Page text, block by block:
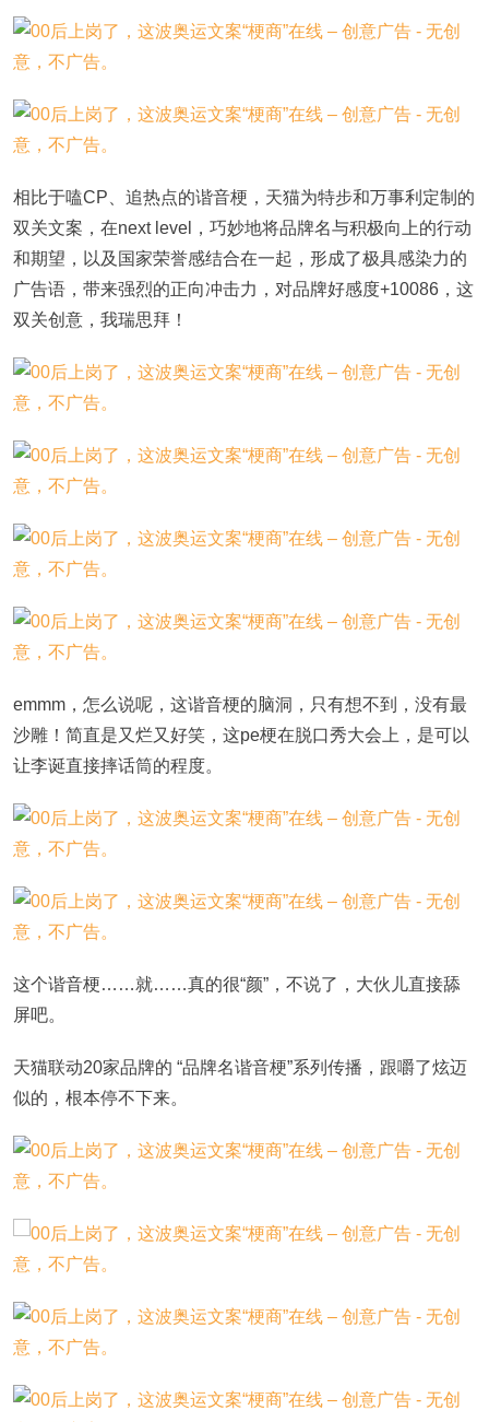
相比于嗑CP、追热点的谐音梗，天猫为特步和万事利定制的
双关文案，在next level，巧妙地将品牌名与积极向上的行动
和期望，以及国家荣誉感结合在一起，形成了极具感染力的
广告语，带来强烈的正向冲击力，对品牌好感度+10086，这
双关创意，我瑞思拜！
emmm，怎么说呢，这谐音梗的脑洞，只有想不到，没有最
沙雕！简直是又烂又好笑，这pe梗在脱口秀大会上，是可以
让李诞直接摔话筒的程度。
这个谐音梗……就……真的很“颜”，不说了，大伙儿直接舔
屏吧。
天猫联动20家品牌的 “品牌名谐音梗”系列传播，跟嚼了炫迈
似的，根本停不下来。